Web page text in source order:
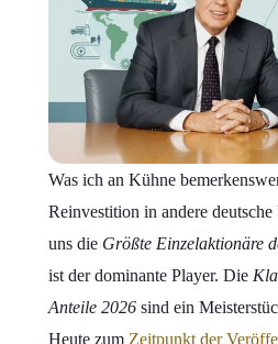
Was ich an Kühne
Reinvestition in andere
uns die Größte Einzelaktionäre
ist der dominante Player. Die
Anteile 2026 sind ein
Heute zum Zeitpunkt der